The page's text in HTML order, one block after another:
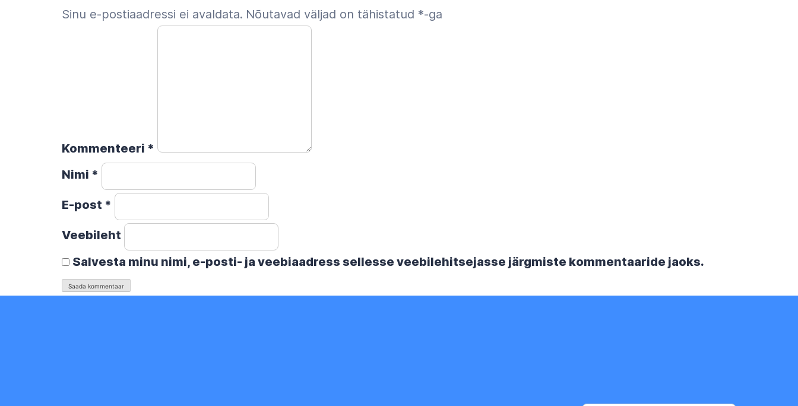
Sinu e-postiaadressi ei avaldata. Nõutavad väljad on tähistatud *-ga
Kommenteeri *
Nimi *
E-post *
Veebileht
Salvesta minu nimi, e-posti- ja veebiaadress sellesse veebilehitsejasse järgmiste kommentaaride jaoks.